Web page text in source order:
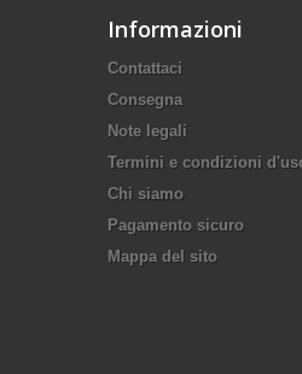
Informazioni
Contattaci
Consegna
Note legali
Termini e condizioni
Chi siamo
Pagamento sicuro
Mappa del sito